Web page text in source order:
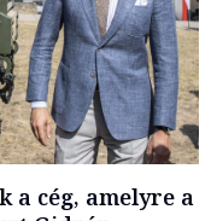
a cég, amelyre a